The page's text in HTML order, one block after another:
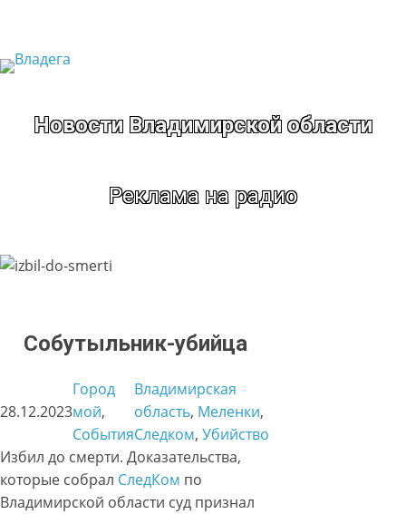
содержимому
Новости Владимирской области
Реклама на радио
Собутыльник-убийца
28.12.2023
Город
мой
События
Владимирская
область, Меленки
Следком, Убийство
Избил до смерти. Доказательства,
которые собрал СледКом по
Владимирской области суд признал